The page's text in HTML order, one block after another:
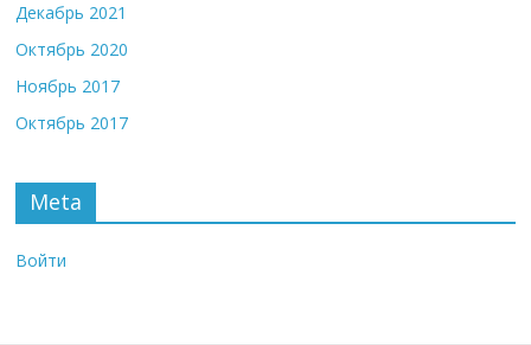
Декабрь 2021
Октябрь 2020
Ноябрь 2017
Октябрь 2017
Meta
Войти